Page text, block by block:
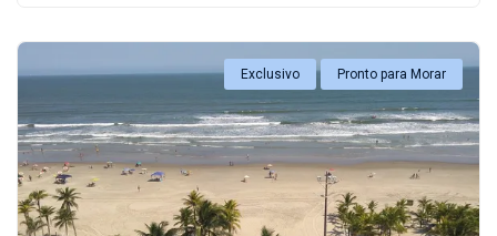
Exclusivo Pronto para Morar